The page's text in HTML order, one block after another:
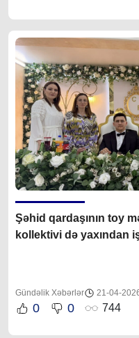
Şəhid qardaşının toy
kollektivi də yaxından
Gündəlik Xəbərlər 21-04-
0 0 744